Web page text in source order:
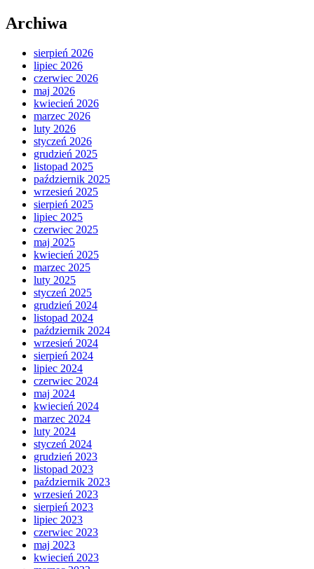
Archiwa
sierpień 2026
lipiec 2026
czerwiec 2026
maj 2026
kwiecień 2026
marzec 2026
luty 2026
styczeń 2026
grudzień 2025
listopad 2025
październik 2025
wrzesień 2025
sierpień 2025
lipiec 2025
czerwiec 2025
maj 2025
kwiecień 2025
marzec 2025
luty 2025
styczeń 2025
grudzień 2024
listopad 2024
październik 2024
wrzesień 2024
sierpień 2024
lipiec 2024
czerwiec 2024
maj 2024
kwiecień 2024
marzec 2024
luty 2024
styczeń 2024
grudzień 2023
listopad 2023
październik 2023
wrzesień 2023
sierpień 2023
lipiec 2023
czerwiec 2023
maj 2023
kwiecień 2023